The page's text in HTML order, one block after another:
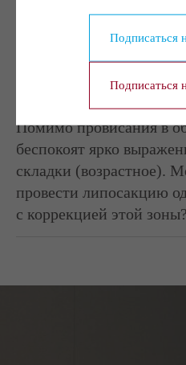
Подписаться
Подписаться
Поможет ли мне
у меня много лишнего
Помимо провисания в
беспокоят ярко
складки (возрастное).
провести липосакцию
с коррекцией этой зоны?